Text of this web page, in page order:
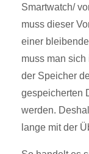
Smartwatch/
muss dieser
einer
muss man
der Speicher
gespeicherten
werden.
lange mit der